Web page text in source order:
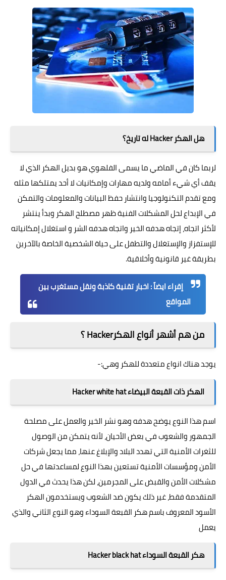
هل الهكر Hacker له تاريخ؟
لربما كان في الماضي ما يسمى الفلهوي هو بديل الهكر الذي لا
يقف أي شيء أمامه ولديه مهارات وإمكانيات لا أحد يمتلكها مثله
ومع تقدم التكنولوجيا وانتشار حفظ البيانات والمعلومات والتمكن
في الإبداع لحل المشكلات الفنية ظهر مصطلح الهكر وبدأ ينتشر
لأكثر اتجاه، إتجاه هدفه الخير واتجاه هدفه الشر و استغلال إمكانياته
للإستفزاز والإستغلال والتطفل على حياة الشخصية الخاصة بالآخرين
بطريقة غير قانونية وأخلاقية.
إقراء ايضاً : اخبار تقنية كاذبة ونقل مستغرب بين
المواقع
من هم أشهر أنواع الهكرHacker ؟
يوجد هناك انواع متعددة للهكر وهي:-
الهكر ذات القبعة البيضاء Hacker white hat
اسم هذا النوع يوضح هدفه وهو نشر الخير والعمل على مصلحة
الجمهور والشعوب في بعض الأحيان، لأنه يتمكن من الوصول
للثغرات الأمنية التي تهدد البلاد والإبلاغ عنها، مما يجعل شركات
الأمن ومؤسسات الأمنية تستعين بهذا النوع لمساعدتها في حل
مشكلات الأمن والقبض على المجرمين، لكن هذا يحدث في الدول
المتقدمة فقط، غير ذلك يكون ضد الشعوب ويستخدمون الهكر
الأسود المعروف باسم هكر القبعة السوداء وهو النوع الثاني والذي
يعمل
هكر القبعة السوداء Hacker black hat